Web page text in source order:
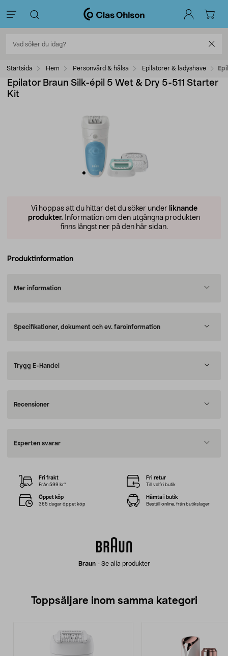
Startsida Hem Personvård & hälsa Epilatorer & ladyshave
Epilator Braun Silk-épil 5 Wet & Dry 5-511 Starter
Kit
Vi hoppas att du hittar det du söker under liknande
produkter. Information om den utgångna produkten
finns längst ner på den här sidan.
Produktinformation
Mer information
Specifikationer, dokument och ev. faroinformation
Trygg E-Handel
Recensioner
Experten svarar
Braun- Se alla produkter
Fri frakt
Från 599 kr*
Fri retur
Till valfri butik
Öppet köp
365 dagar öppet köp
Hämta i butik
Beställ online, från butikslager
Toppsäljare inom samma kategori